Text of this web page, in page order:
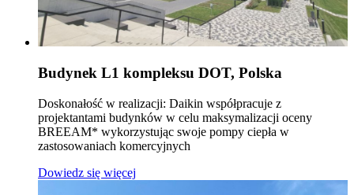
Budynek L1 kompleksu DOT, Polska
Doskonałość w realizacji: Daikin współpracuje z
projektantami budynków w celu maksymalizacji oceny
BREEAM* wykorzystując swoje pompy ciepła w
zastosowaniach komercyjnych
Dowiedz się więcej